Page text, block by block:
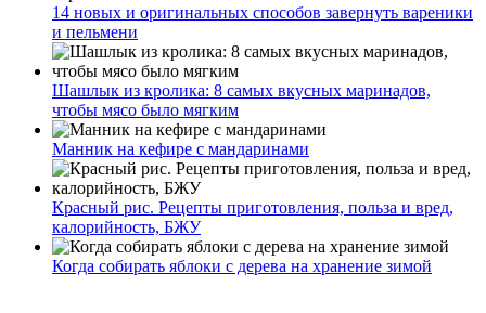
14 новых и оригинальных способов завернуть вареники
и пельмени
Шашлык из кролика: 8 самых вкусных маринадов,
чтобы мясо было мягким
Манник на кефире с мандаринами
Красный рис. Рецепты приготовления, польза и вред,
калорийность, БЖУ
Когда собирать яблоки с дерева на хранение зимой